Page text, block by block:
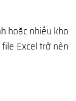
hoặc nhiều kho
Excel trở nên